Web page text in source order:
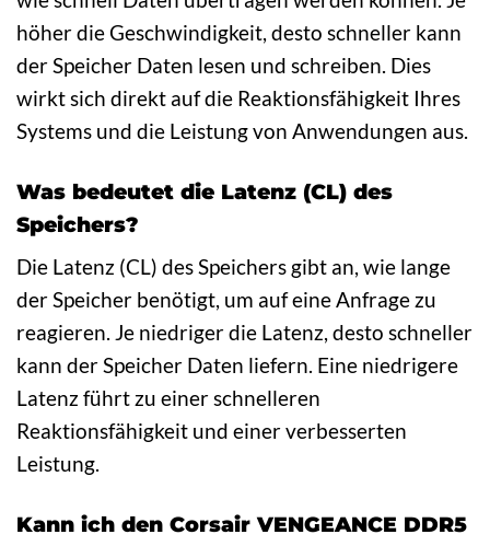
höher die Geschwindigkeit, desto schneller kann
der Speicher Daten lesen und schreiben. Dies
wirkt sich direkt auf die Reaktionsfähigkeit Ihres
Systems und die Leistung von Anwendungen aus.
Was bedeutet die Latenz (CL) des
Speichers?
Die Latenz (CL) des Speichers gibt an, wie lange
der Speicher benötigt, um auf eine Anfrage zu
reagieren. Je niedriger die Latenz, desto schneller
kann der Speicher Daten liefern. Eine niedrigere
Latenz führt zu einer schnelleren
Reaktionsfähigkeit und einer verbesserten
Leistung.
Kann ich den Corsair VENGEANCE DDR5